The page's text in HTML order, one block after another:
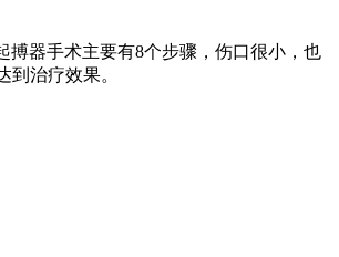
器手术主要有8个步骤，伤口很小，也
治疗效果。